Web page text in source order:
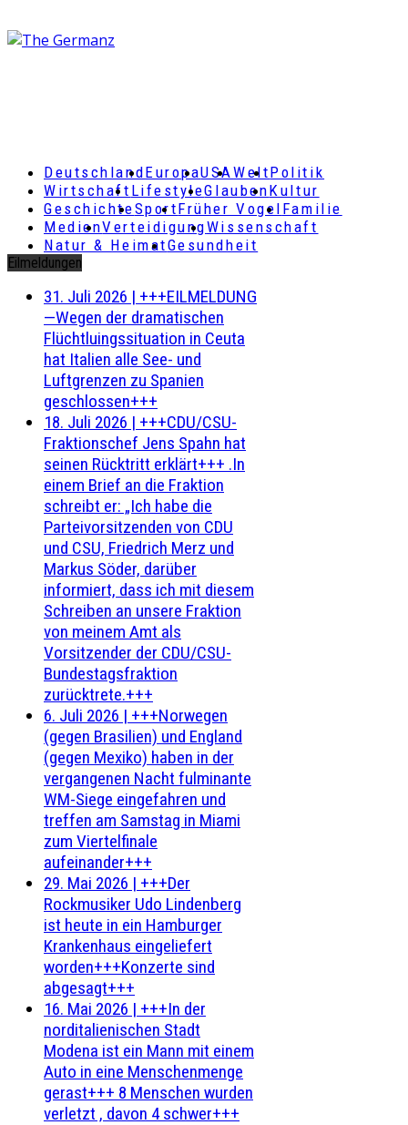
DeutschlandEuropaUSAWeltPolitik
Wirtschaft LifestyleGlaubenKultur
GeschichteSportFrüher Vogel Familie
MedienVerteidigungWissenschaft
Natur & HeimatGesundheit
Eilmeldungen
31. Juli 2026 | +++EILMELDUNG
—Wegen der dramatischen
Flüchtluingssituation in Ceuta
hat Italien alle See- und
Luftgrenzen zu Spanien
geschlossen+++
18. Juli 2026 | +++CDU/CSU-
Fraktionschef Jens Spahn hat
seinen Rücktritt erklärt+++ .In
einem Brief an die Fraktion
schreibt er: „Ich habe die
Parteivorsitzenden von CDU
und CSU, Friedrich Merz und
Markus Söder, darüber
informiert, dass ich mit diesem
Schreiben an unsere Fraktion
von meinem Amt als
Vorsitzender der CDU/CSU-
Bundestagsfraktion
zurücktrete.+++
6. Juli 2026 | +++Norwegen
(gegen Brasilien) und England
(gegen Mexiko) haben in der
vergangenen Nacht fulminante
WM-Siege eingefahren und
treffen am Samstag in Miami
zum Viertelfinale
aufeinander+++
29. Mai 2026 | +++Der
Rockmusiker Udo Lindenberg
ist heute in ein Hamburger
Krankenhaus eingeliefert
worden+++Konzerte sind
abgesagt+++
16. Mai 2026 | +++In der
norditalienischen Stadt
Modena ist ein Mann mit einem
Auto in eine Menschenmenge
gerast+++ 8 Menschen wurden
verletzt , davon 4 schwer+++